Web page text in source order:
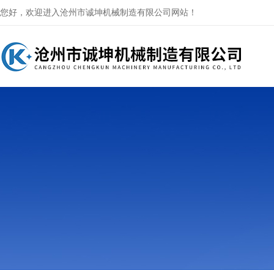
您好，欢迎进入沧州市诚坤机械制造有限公司网站！